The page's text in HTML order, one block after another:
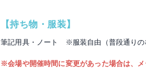
【持ち物・服装】
筆記用具・ノート ※服装自由（普段通りの
※会場や開催時間に変更があった場合は、メ